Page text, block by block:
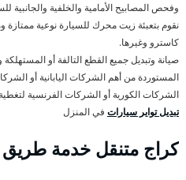
وفحص المصابيح الأمامية والخلفية والجانبية
نقوم بتعبئة زيت محرك للسيارة نوعية ممتازة
كاسترو وغيرها.
صيانة وتبديل جميع القطع التالفة أو المستهلكة
المستوردة من أهم الشركات اليابانية أو
الشركات الكورية أو الشركات الفرنسية
تبديل تواير سيارات في المنزل
كراج متنقل خدمة طريق